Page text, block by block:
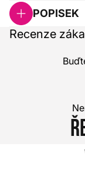
POPISEK
Recenze